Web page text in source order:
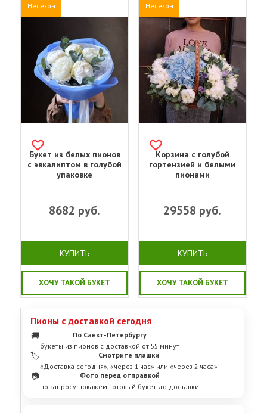
Несезон
Букет из белых пионов
с эвкалиптом в голубой
упаковке
8682 руб.
КУПИТЬ
ХОЧУ ТАКОЙ БУКЕТ
Несезон
Корзина с голубой
гортензией и белыми
пионами
29558 руб.
КУПИТЬ
ХОЧУ ТАКОЙ БУКЕТ
Пионы с доставкой сегодня
🚚
По Санкт-Петербургу
букеты из пионов с доставкой от 55 минут
🏷️
Смотрите плашки
«Доставка сегодня», «через 1 час» или «через 2 часа»
📷
Фото перед отправкой
по запросу покажем готовый букет до доставки